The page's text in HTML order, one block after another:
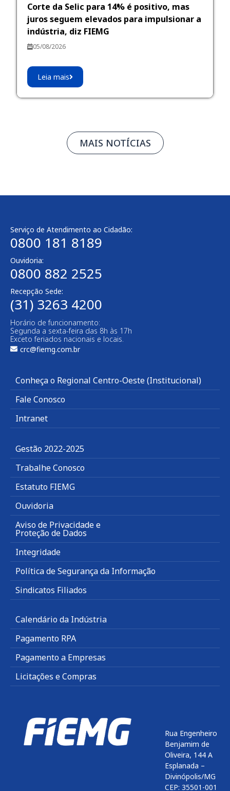
Corte da Selic para 14% é positivo, mas
juros seguem elevados para impulsionar a
indústria, diz FIEMG
05/08/2026
Leia mais
MAIS NOTÍCIAS
Serviço de Atendimento ao Cidadão:
0800 181 8189
Ouvidoria:
0800 882 2525
Recepção Sede:
(31) 3263 4200
Horário de funcionamento:
Segunda a sexta-feira das 8h às 17h
Exceto feriados nacionais e locais.
crc@fiemg.com.br
Conheça o Regional Centro-Oeste (Institucional)
Fale Conosco
Intranet
Gestão 2022-2025
Trabalhe Conosco
Estatuto FIEMG
Ouvidoria
Aviso de Privacidade e
Proteção de Dados
Integridade
Política de Segurança da Informação
Sindicatos Filiados
Calendário da Indústria
Pagamento RPA
Pagamento a Empresas
Licitações e Compras
Rua Engenheiro
Benjamim de
Oliveira, 144 A
Esplanada –
Divinópolis/MG
CEP: 35501-001